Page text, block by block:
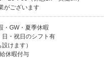
がございます
GW・夏季休暇
・祝日のシフト有
けます）
休暇付与